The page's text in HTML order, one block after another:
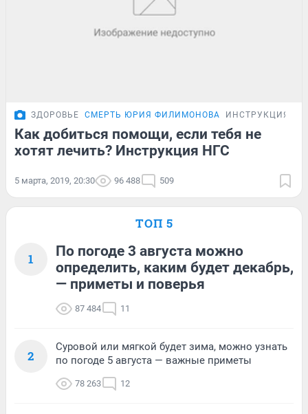
ЗДОРОВЬЕ СМЕРТЬ ЮРИЯ ФИЛИМОНОВА ИНСТРУКЦИЯ
Как добиться помощи, если тебя не
хотят лечить? Инструкция НГС
5 марта, 2019, 20:30 96 488 509
ТОП 5
1
По погоде 3 августа можно
определить, каким будет декабрь,
— приметы и поверья
87 484 11
2
Суровой или мягкой будет зима, можно узнать
по погоде 5 августа — важные приметы
78 263 12